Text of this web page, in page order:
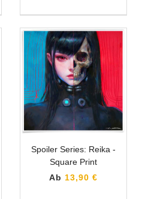
Spoiler Series: Reika -
Square Print
Ab 13,90 €